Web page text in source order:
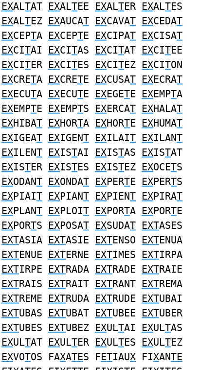
EXALTAT EXALTEE EXALTER EXALTES
EXALTEZ EXAUCAT EXCAVAT EXCEDAT
EXCEPTA EXCEPTE EXCIPAT EXCISAT
EXCITAI EXCITAS EXCITAT EXCITEE
EXCITER EXCITES EXCITEZ EXCITON
EXCRETA EXCRETE EXCUSAT EXECRAT
EXECUTA EXECUTE EXEGETE EXEMPTA
EXEMPTE EXEMPTS EXERCAT EXHALAT
EXHIBAT EXHORTA EXHORTE EXHUMAT
EXIGEAT EXIGENT EXILAIT EXILANT
EXILENT EXISTAI EXISTAS EXISTAT
EXISTER EXISTES EXISTEZ EXOCETS
EXODANT EXONDAT EXPERTE EXPERTS
EXPIAIT EXPIANT EXPIENT EXPIRAT
EXPLANT EXPLOIT EXPORTA EXPORTE
EXPORTS EXPOSAT EXSUDAT EXTASES
EXTASIA EXTASIE EXTENSO EXTENUA
EXTENUE EXTERNE EXTIMES EXTIRPA
EXTIRPE EXTRADA EXTRADE EXTRAIE
EXTRAIS EXTRAIT EXTRANT EXTREMA
EXTREME EXTRUDA EXTRUDE EXTUBAI
EXTUBAS EXTUBAT EXTUBEE EXTUBER
EXTUBES EXTUBEZ EXULTAI EXULTAS
EXULTAT EXULTER EXULTES EXULTEZ
EXVOTOS FAXATES FETIAUX FIXANTE